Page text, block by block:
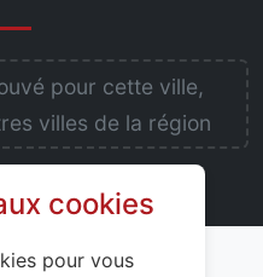
pour cette ville,
villes de la région
Seine-Maritime (76)
cookies
pour vous